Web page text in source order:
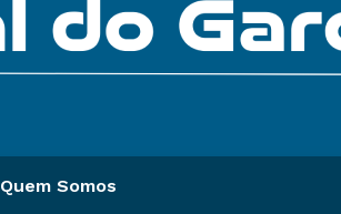
Quem Somos